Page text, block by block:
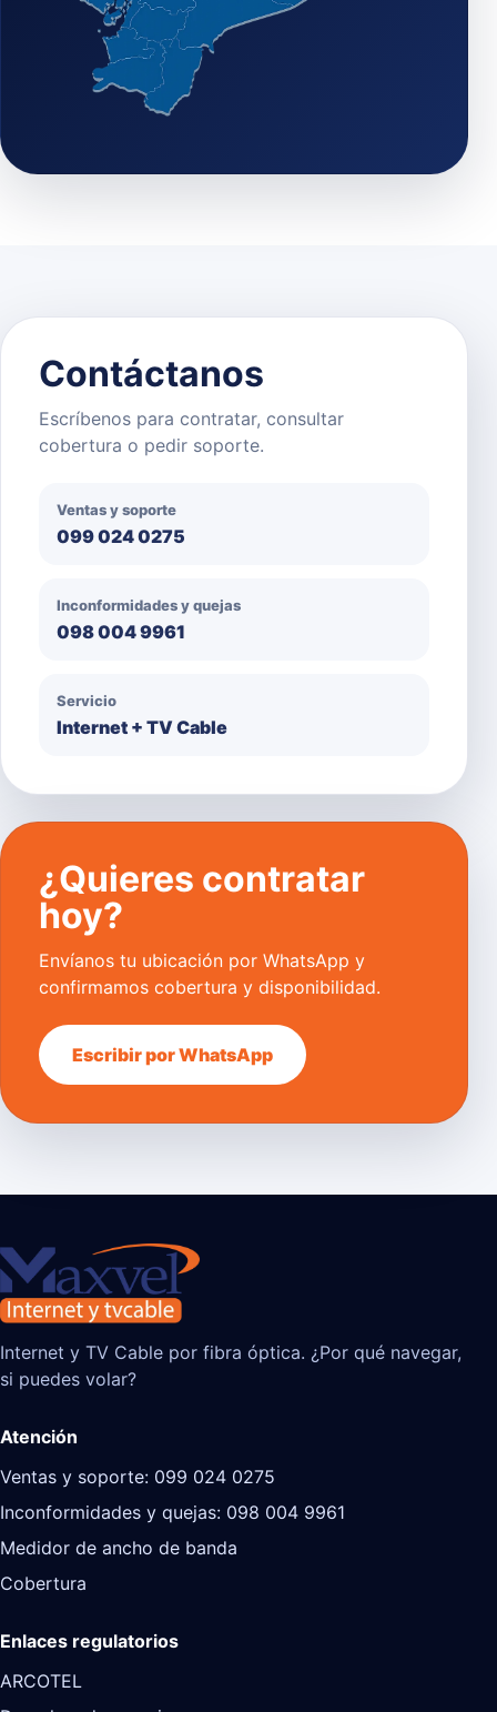
Contáctanos
Escríbenos para contratar, consultar
cobertura o pedir soporte.
Ventas y soporte
099 024 0275
Inconformidades y quejas
098 004 9961
Servicio
Internet + TV Cable
¿Quieres contratar
hoy?
Envíanos tu ubicación por WhatsApp y
confirmamos cobertura y disponibilidad.
Escribir por WhatsApp
Internet y TV Cable por fibra óptica. ¿Por qué navegar,
si puedes volar?
Atención
Ventas y soporte: 099 024 0275
Inconformidades y quejas: 098 004 9961
Medidor de ancho de banda
Cobertura
Enlaces regulatorios
ARCOTEL